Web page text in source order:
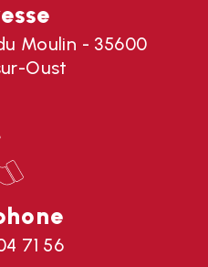
Moulin - 35600
Oust
71 56